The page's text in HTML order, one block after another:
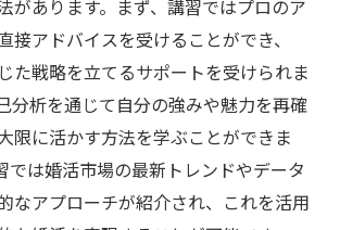
があります。まず、講習ではプロのア
接アドバイスを受けることができ、
た戦略を立てるサポートを受けられま
分析を通じて自分の強みや魅力を再確
限に活かす方法を学ぶことができま
では婚活市場の最新トレンドやデータ
なアプローチが紹介され、これを活用